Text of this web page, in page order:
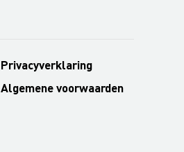
Privacyverklaring
Algemene voorwaarden